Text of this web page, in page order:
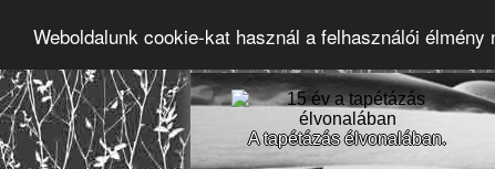
Weboldalunk cookie-kat használ a felhasználói élmény
A tapétázás élvonalában.